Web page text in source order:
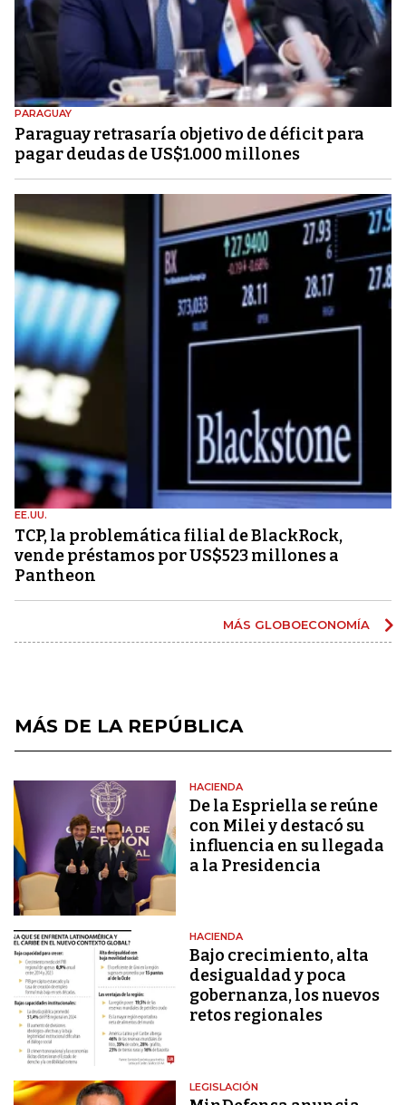
PARAGUAY
Paraguay retrasaría objetivo de déficit para
pagar deudas de US$1.000 millones
EE.UU.
TCP, la problemática filial de BlackRock,
vende préstamos por US$523 millones a
Pantheon
MÁS GLOBOECONOMÍA
MÁS DE LA REPÚBLICA
HACIENDA
De la Espriella se reúne
con Milei y destacó su
influencia en su llegada
a la Presidencia
HACIENDA
Bajo crecimiento, alta
desigualdad y poca
gobernanza, los nuevos
retos regionales
LEGISLACIÓN